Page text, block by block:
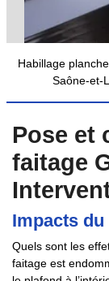
Habillage
Saône-et-
Pose et
faitage
Impacts du
Quels sont les
faitage est